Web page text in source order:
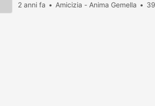
2 anni fa Amicizia - Anima Gemella